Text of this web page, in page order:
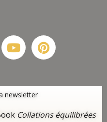
YoutubePinterest
newsletter
Collations équilibrées